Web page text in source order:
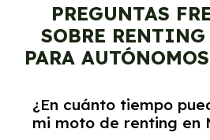
PREGUNTAS
SOBRE RENTING
PARA
¿En cuánto tiempo
mi moto de renting en